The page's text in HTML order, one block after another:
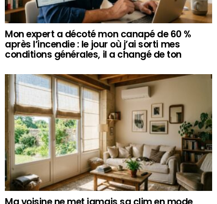
Mon expert a décoté mon canapé de 60 %
après l’incendie : le jour où j’ai sorti mes
conditions générales, il a changé de ton